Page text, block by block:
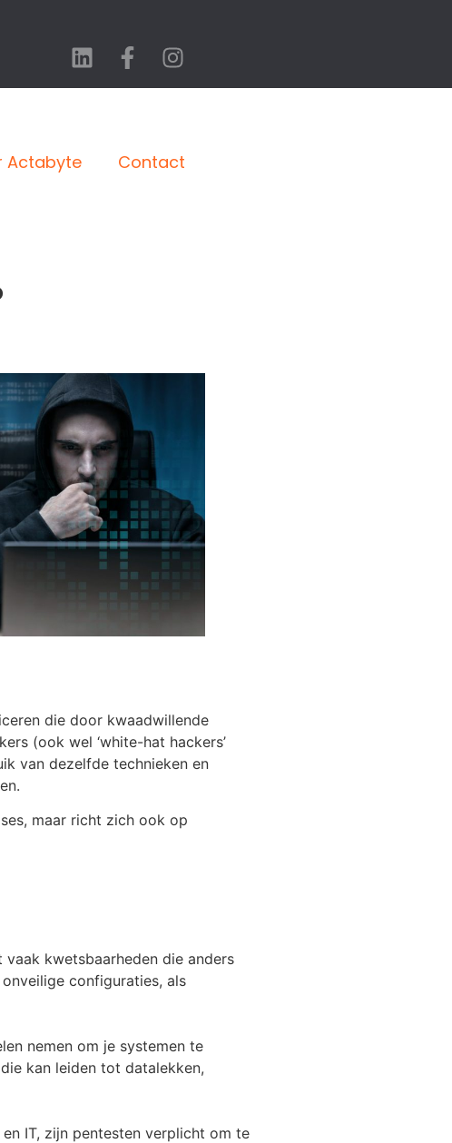
Actabyte Contact
die door kwaadwillende
(ook wel ‘white-hat hackers’
van dezelfde technieken en
maar richt zich ook op
kwetsbaarheden die anders
configuraties, als
nemen om je systemen te
kan leiden tot datalekken,
IT, zijn pentesten verplicht om te